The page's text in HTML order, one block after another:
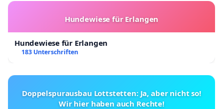
Hundewiese für Erlangen
Hundewiese für Erlangen
183 Unterschriften
Doppelspurausbau Lottstetten: Ja, aber nicht so!
Wir hier haben auch Rechte!